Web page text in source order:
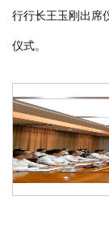
行行长王玉刚出席
仪式。